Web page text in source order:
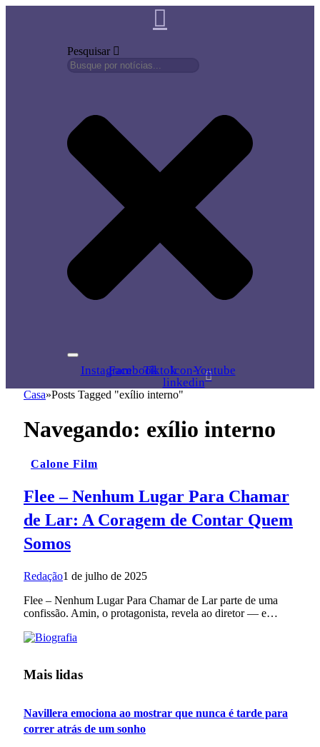
Pesquisar
InstagramFacebookTiktokIcon-
linkedin
Youtube
Casa»Posts Tagged "exílio interno"
Navegando: exílio interno
Calone Film
Flee – Nenhum Lugar Para Chamar
de Lar: A Coragem de Contar Quem
Somos
Redação1 de julho de 2025
Flee – Nenhum Lugar Para Chamar de Lar parte de uma
confissão. Amin, o protagonista, revela ao diretor — e…
Mais lidas
Navillera emociona ao mostrar que nunca é tarde para
correr atrás de um sonho